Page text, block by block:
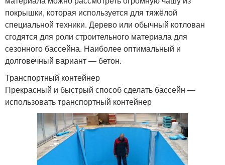
покрышки, которая используется для тяжёлой
специальной техники. Дерево или обычный котлован
сгодятся для роли строительного материала для
сезонного бассейна. Наиболее оптимальный и
долговечный вариант — бетон.
Транспортный контейнер
Прекрасный и быстрый способ сделать бассейн —
использовать транспортный контейнер